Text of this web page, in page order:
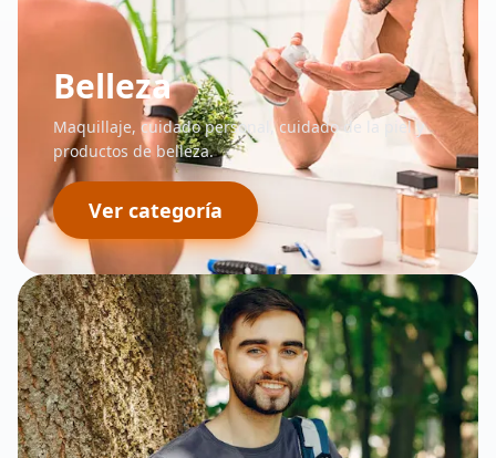
Belleza
Maquillaje, cuidado personal, cuidado de la piel y
productos de belleza.
Ver categoría